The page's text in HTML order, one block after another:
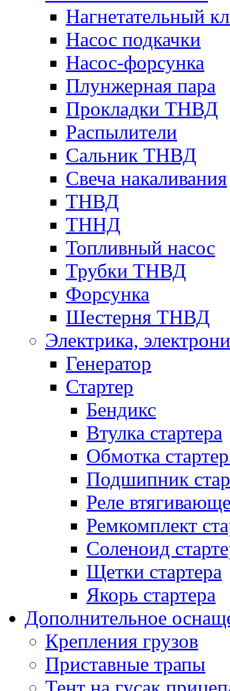
Нагнетательный
Насос подкачки
Насос-форсунка
Плунжерная пара
Прокладки ТНВД
Распылители
Сальник ТНВД
Свеча накаливания
ТНВД
ТННД
Топливный насос
Трубки ТНВД
Форсунка
Шестерня ТНВД
Электрика,
Генератор
Стартер
Бендикс
Втулка стартера
Обмотка
Подшипник
Реле
Ремкомплект
Соленоид
Щетки стартера
Якорь стартера
Дополнительное
Крепления грузов
Приставные трапы